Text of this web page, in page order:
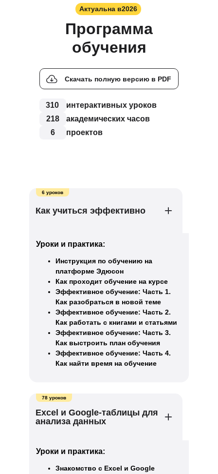
Программа
обучения
Скачать полную версию в PDF
Актуальна в2026
310
интерактивных уроков
218
академических часов
6
проектов
Как учиться эффективно
6 уроков
Уроки и практика:
Инструкция по обучению на
платформе Эдюсон
Как проходит обучение на курсе
Эффективное обучение: Часть 1.
Как разобраться в новой теме
Эффективное обучение: Часть 2.
Как работать с книгами и статьями
Эффективное обучение: Часть 3.
Как выстроить план обучения
Эффективное обучение: Часть 4.
Как найти время на обучение
Excel и Google-таблицы для
анализа данных
78 уроков
Уроки и практика:
Знакомство с Excel и Google